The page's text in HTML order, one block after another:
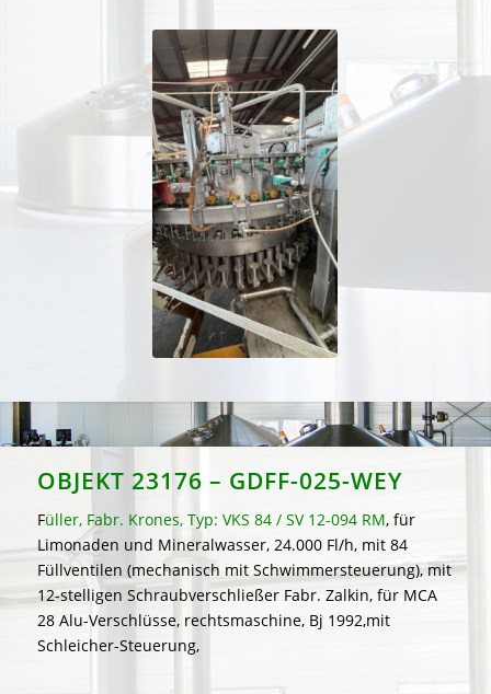
OBJEKT 23176 – GDFF-025-WEY
Füller, Fabr. Krones, Typ: VKS 84 / SV 12-094 RM, für
Limonaden und Mineralwasser, 24.000 Fl/h, mit 84
Füllventilen (mechanisch mit Schwimmersteuerung), mit
12-stelligen Schraubverschließer Fabr. Zalkin, für MCA
28 Alu-Verschlüsse, rechtsmaschine, Bj 1992,mit
Schleicher-Steuerung,